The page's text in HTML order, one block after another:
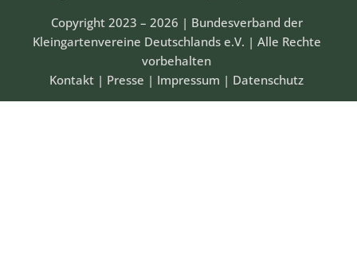
Copyright 2023 – 2026 | Bundesverband der
Kleingartenvereine Deutschlands e.V. | Alle Rechte
vorbehalten
Kontakt | Presse | Impressum | Datenschutz